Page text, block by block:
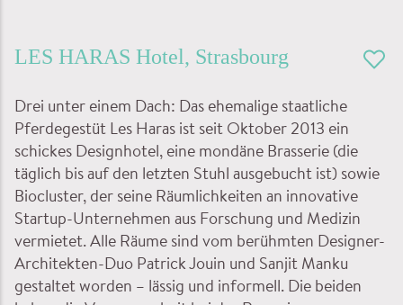
LES HARAS Hotel, Strasbourg
Drei unter einem Dach: Das ehemalige staatliche
Pferdegestüt Les Haras ist seit Oktober 2013 ein
schickes Designhotel, eine mondäne Brasserie (die
täglich bis auf den letzten Stuhl ausgebucht ist) sowie
Biocluster, der seine Räumlichkeiten an innovative
Startup-Unternehmen aus Forschung und Medizin
vermietet. Alle Räume sind vom berühmten Designer-
Architekten-Duo Patrick Jouin und Sanjit Manku
gestaltet worden – lässig und informell. Die beiden